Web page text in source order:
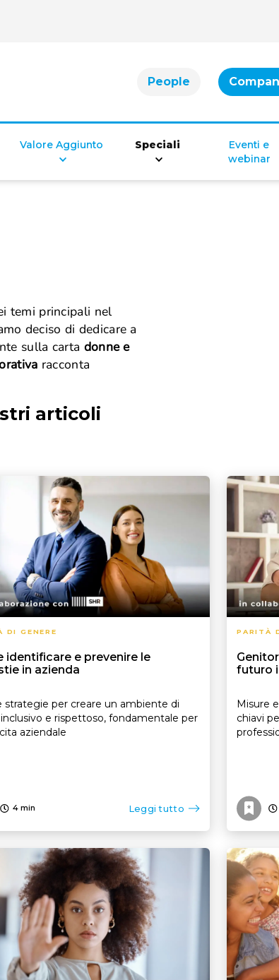
People
Valore Aggiunto Speciali
Eventi e
webinar
temi principali nel
deciso di dedicare a
sulla carta donne e
racconta
articoli
DI GENERE
identificare e prevenire le
in azienda
strategie per creare un ambiente di
e rispettoso, fondamentale per
aziendale
4 min Leggi tutto
PARITÀ
futuro
Misure
chiavi